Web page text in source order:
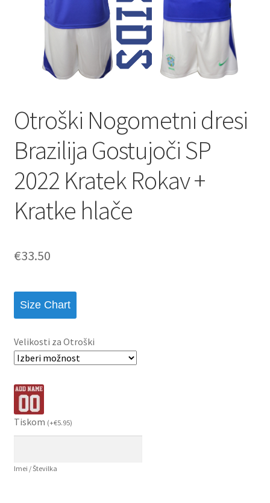
Otroški Nogometni dresi
Brazilija Gostujoči SP
2022 Kratek Rokav +
Kratke hlače
€33.50
Size Chart
Velikosti za Otroški
Tiskom (+€5.95)
Imei / Številka